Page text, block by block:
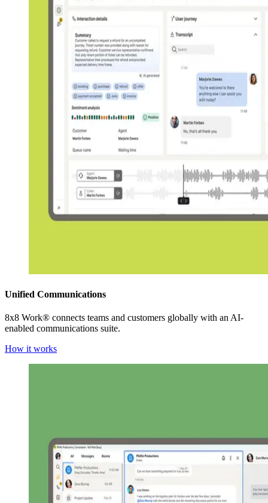
Unified Communications
8x8 Work® connects teams and customers globally with an AI-
enabled communications suite.
How it works